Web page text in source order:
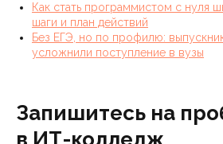
Как стать программистом с нуля
шаги и план действий
Без ЕГЭ, но по профилю:
усложнили поступление в вузы
Запишитесь на